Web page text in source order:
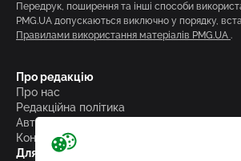
Передрук, поширення та інші способи
PMG.UA допускаються виключно у порядку,
Правилами використання матеріалів PMG.UA .
Про редакцію
Про нас
Редакційна політика
Автори та редактори сайту
Контакти
Для партнерів і користувачів